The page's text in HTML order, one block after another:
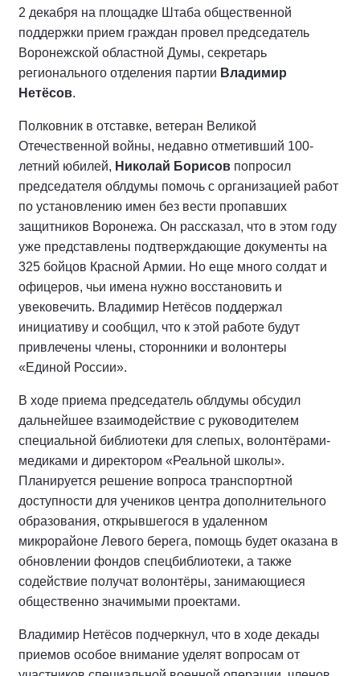
2 декабря на площадке Штаба общественной
поддержки прием граждан провел председатель
Воронежской областной Думы, секретарь
регионального отделения партии Владимир
Нетёсов.
Полковник в отставке, ветеран Великой
Отечественной войны, недавно отметивший 100-
летний юбилей, Николай Борисов попросил
председателя облдумы помочь с организацией работ
по установлению имен без вести пропавших
защитников Воронежа. Он рассказал, что в этом году
уже представлены подтверждающие документы на
325 бойцов Красной Армии. Но еще много солдат и
офицеров, чьи имена нужно восстановить и
увековечить. Владимир Нетёсов поддержал
инициативу и сообщил, что к этой работе будут
привлечены члены, сторонники и волонтеры
«Единой России».
В ходе приема председатель облдумы обсудил
дальнейшее взаимодействие с руководителем
специальной библиотеки для слепых, волонтёрами-
медиками и директором «Реальной школы».
Планируется решение вопроса транспортной
доступности для учеников центра дополнительного
образования, открывшегося в удаленном
микрорайоне Левого берега, помощь будет оказана в
обновлении фондов спецбиблиотеки, а также
содействие получат волонтёры, занимающиеся
общественно значимыми проектами.
Владимир Нетёсов подчеркнул, что в ходе декады
приемов особое внимание уделят вопросам от